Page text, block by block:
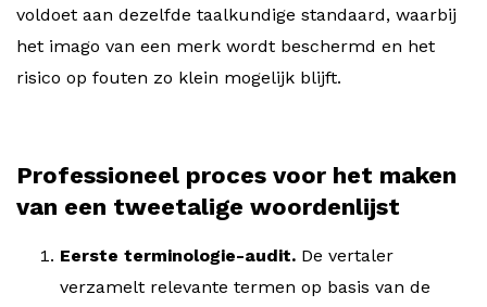
voldoet aan dezelfde taalkundige standaard, waarbij
het imago van een merk wordt beschermd en het
risico op fouten zo klein mogelijk blijft.
Professioneel proces voor het maken
van een tweetalige woordenlijst
Eerste terminologie-audit. De vertaler
verzamelt relevante termen op basis van de